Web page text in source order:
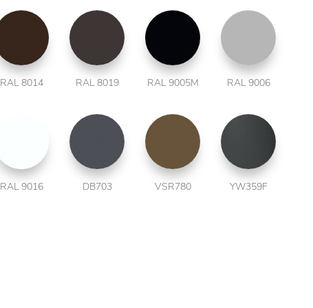
RAL 8014 RAL 8019 RAL 9005M RAL 9006
RAL 9016 DB703 VSR780 YW359F